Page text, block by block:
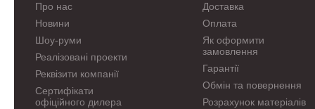
Про нас
Новини
Шоу-руми
Реалізовані проекти
Реквізити компанії
Сертифікати
офіційного дилера
Доставка
Оплата
Як оформити
замовлення
Гарантії
Обмін та повернення
Розрахунок матеріалів